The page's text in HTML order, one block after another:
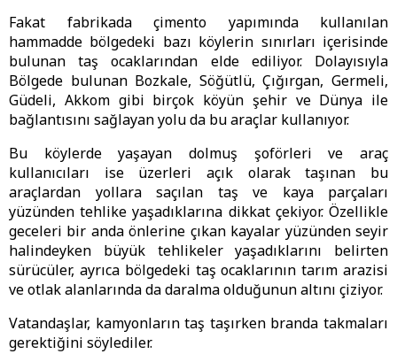
Fakat fabrikada çimento yapımında kullanılan
hammadde bölgedeki bazı köylerin sınırları içerisinde
bulunan taş ocaklarından elde ediliyor. Dolayısıyla
Bölgede bulunan Bozkale, Söğütlü, Çığırgan, Germeli,
Güdeli, Akkom gibi birçok köyün şehir ve Dünya ile
bağlantısını sağlayan yolu da bu araçlar kullanıyor.
Bu köylerde yaşayan dolmuş şoförleri ve araç
kullanıcıları ise üzerleri açık olarak taşınan bu
araçlardan yollara saçılan taş ve kaya parçaları
yüzünden tehlike yaşadıklarına dikkat çekiyor. Özellikle
geceleri bir anda önlerine çıkan kayalar yüzünden seyir
halindeyken büyük tehlikeler yaşadıklarını belirten
sürücüler, ayrıca bölgedeki taş ocaklarının tarım arazisi
ve otlak alanlarında da daralma olduğunun altını çiziyor.
Vatandaşlar, kamyonların taş taşırken branda takmaları
gerektiğini söylediler.